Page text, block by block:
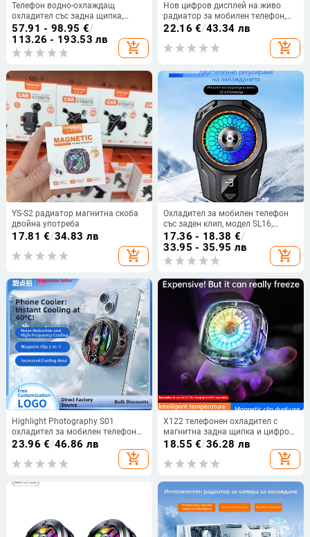
Телефон водно-охлаждащ
охладител със задна щипка,
безшумен, магнитен
полупроводников ледено
охлаждане за гейминг стрийминг
57.91 - 98.95 €/
113.26 - 193.53 лв
add_shopping_cart
Нов цифров дисплей на живо
радиатор за мобилен телефон,
ултра тих магнитен
полупроводников охлаждащ
вентилатор, заклещващ заден
22.16 €/43.34 лв
add_shopping_cart
YS-S2 радиатор магнитна скоба
двойна употреба
17.81 €/34.83 лв
add_shopping_cart
Охладител за мобилен телефон
със заден клип, модел SL16,
полупроводниково охлаждане,
двустепенно управление на
температурата, 10W, 60g,
пластмасов корпус, интерфейс
17.36 - 18.38 €/
33.95 - 35.95 лв
add_shopping_cart
Highlight Photography S01
охладител за мобилен телефон
Type-C 12W 55 g
23.96 €/46.86 лв
add_shopping_cart
X122 телефонен охладител с
магнитна задна щипка и цифров
дисплей – 2-в-1 полупроводников
охладител, 15W, Type-C, 147 g,
ABS+Метал
18.55 €/36.28 лв
add_shopping_cart